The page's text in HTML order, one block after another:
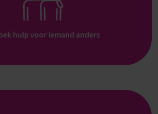
hulp voor iemand anders